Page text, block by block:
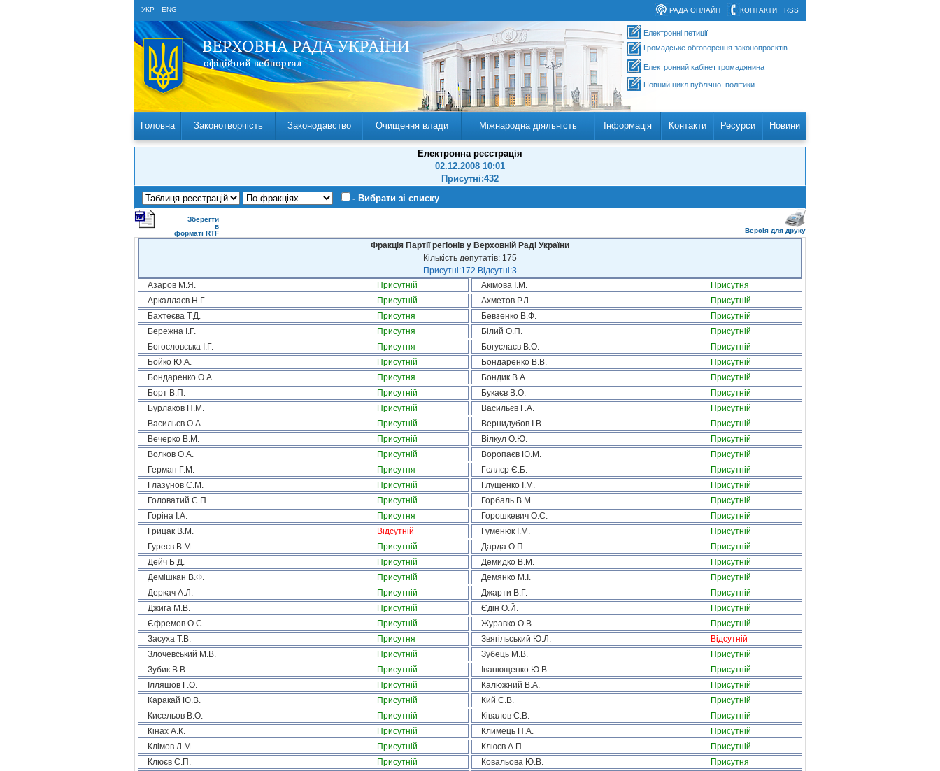
УКР ENG RSS
КОНТАКТИ
РАДА ОНЛАЙН
Електронні петиції
Громадське обговорення законопроєктів
Електронний кабінет громадянина
Повний цикл публічної політики
Головна Законотворчість Законодавство Очищення влади Міжнародна діяльність Інформація Контакти Ресурси Новини
Електронна реєстрація
02.12.2008 10:01
Присутні:432
- Вибрати зі списку
Зберегти
в
форматі RTF
Версія для друку
Фракція Партії регіонів у Верховній Раді України
Кількість депутатів: 175
Присутні:172 Відсутні:3
Азаров М.Я.
Присутній Акімова І.М.
Присутня
Аркаллаєв Н.Г.
Присутній Ахметов Р.Л.
Присутній
Бахтеєва Т.Д.
Присутня Бевзенко В.Ф.
Присутній
Бережна І.Г.
Присутня Білий О.П.
Присутній
Богословська І.Г.
Присутня Богуслаєв В.О.
Присутній
Бойко Ю.А.
Присутній Бондаренко В.В.
Присутній
Бондаренко О.А.
Присутня Бондик В.А.
Присутній
Борт В.П.
Присутній Букаєв В.О.
Присутній
Бурлаков П.М.
Присутній Васильєв Г.А.
Присутній
Васильєв О.А.
Присутній Вернидубов І.В.
Присутній
Вечерко В.М.
Присутній Вілкул О.Ю.
Присутній
Волков О.А.
Присутній Воропаєв Ю.М.
Присутній
Герман Г.М.
Присутня Гєллєр Є.Б.
Присутній
Глазунов С.М.
Присутній Глущенко І.М.
Присутній
Головатий С.П.
Присутній Горбаль В.М.
Присутній
Горіна І.А.
Присутня Горошкевич О.С.
Присутній
Грицак В.М.
Відсутній Гуменюк І.М.
Присутній
Гуреєв В.М.
Присутній Дарда О.П.
Присутній
Дейч Б.Д.
Присутній Демидко В.М.
Присутній
Демішкан В.Ф.
Присутній Демянко М.І.
Присутній
Деркач А.Л.
Присутній Джарти В.Г.
Присутній
Джига М.В.
Присутній Єдін О.Й.
Присутній
Єфремов О.С.
Присутній Журавко О.В.
Присутній
Засуха Т.В.
Присутня Звягільський Ю.Л.
Відсутній
Злочевський М.В.
Присутній Зубець М.В.
Присутній
Зубик В.В.
Присутній Іванющенко Ю.В.
Присутній
Ілляшов Г.О.
Присутній Калюжний В.А.
Присутній
Каракай Ю.В.
Присутній Кий С.В.
Присутній
Кисельов В.О.
Присутній Ківалов С.В.
Присутній
Кінах А.К.
Присутній Климець П.А.
Присутній
Клімов Л.М.
Присутній Клюєв А.П.
Присутній
Клюєв С.П.
Присутній Ковальова Ю.В.
Присутня